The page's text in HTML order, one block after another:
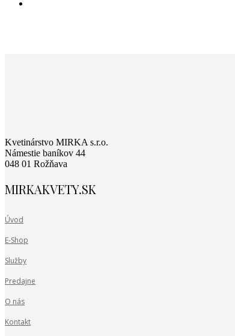
Kvetinárstvo MIRKA s.r.o.
Námestie baníkov 44
048 01 Rožňava
MIRKAKVETY.SK
Úvod
E-Shop
Služby
Predajne
O nás
Kontakt